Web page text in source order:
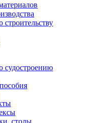
судостроению
столы